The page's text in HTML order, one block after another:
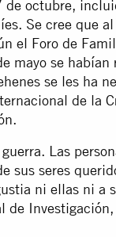
de octubre,
Se cree que
el Foro de
mayo se
se les ha
de la
Las
sus seres
ni ellas ni a
de